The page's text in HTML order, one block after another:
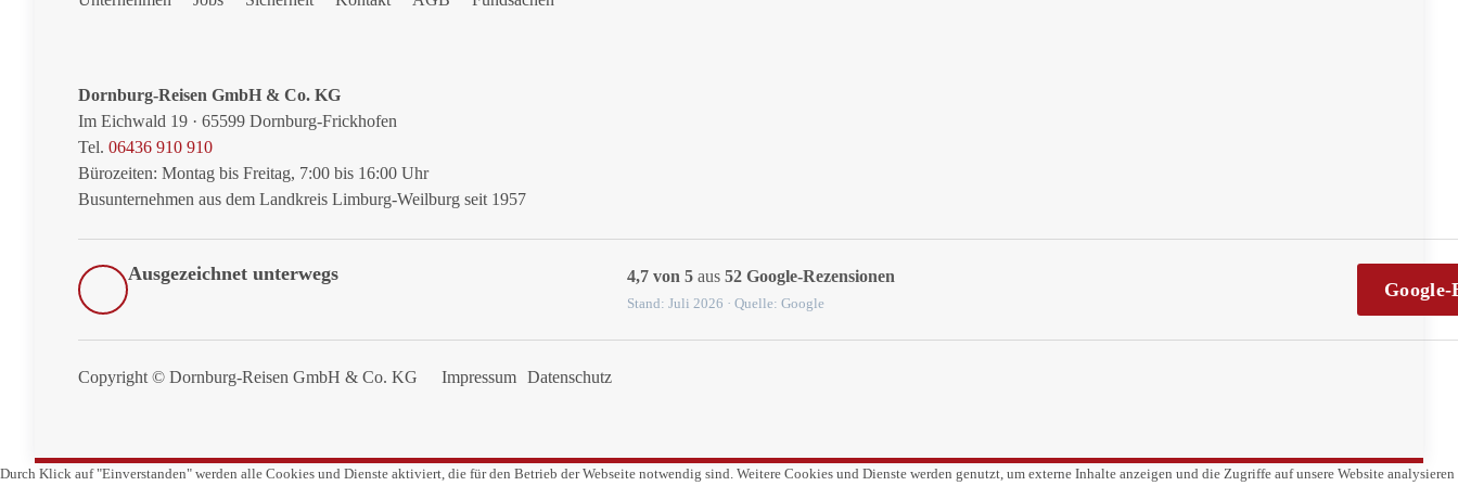
Dornburg-Reisen GmbH & Co. KG
Im Eichwald 19 · 65599 Dornburg-Frickhofen
Tel. 06436 910 910
Bürozeiten: Montag bis Freitag, 7:00 bis 16:00 Uhr
Busunternehmen aus dem Landkreis Limburg-Weilburg seit 1957
Ausgezeichnet unterwegs 4,7 von 5 aus52 Google-Rezensionen
Stand: Juli 2026 · Quelle: Google
Google-
Copyright © Dornburg-Reisen GmbH & Co. KG Impressum Datenschutz
Durch Klick auf "Einverstanden" werden alle Cookies und Dienste aktiviert, die für den Betrieb der Webseite notwendig sind. Weitere Cookies und Dienste werden genutzt, um externe Inhalte anzeigen und die Zugriffe auf unsere Website analysieren